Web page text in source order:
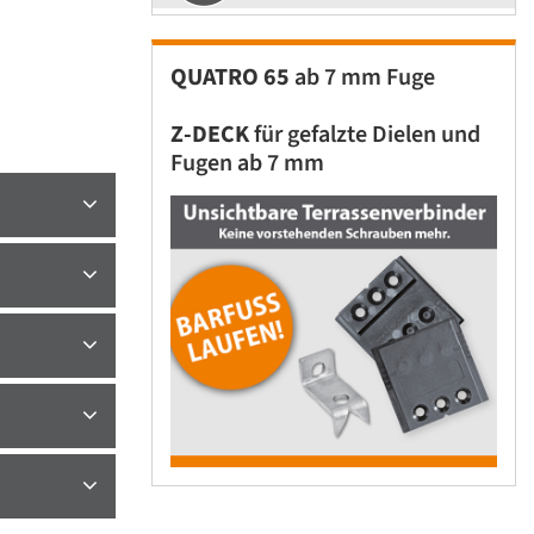
QUATRO 65 ab 7 mm Fuge
Z-DECKfür gefalzte Dielen und
Fugen ab 7 mm